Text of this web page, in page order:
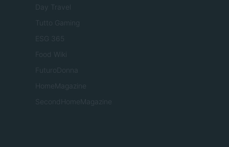
Day Travel
Tutto Gaming
ESG 365
Food Wiki
FuturoDonna
HomeMagazine
SecondHomeMagazine